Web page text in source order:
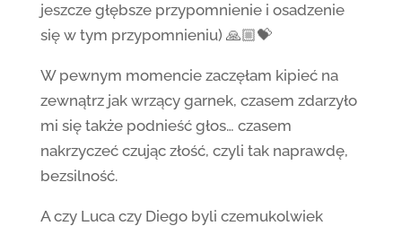
jeszcze głębsze przypomnienie i osadzenie
się w tym przypomnieniu) 🙏🏼💝
W pewnym momencie zaczęłam kipieć na
zewnątrz jak wrzący garnek, czasem zdarzyło
mi się także podnieść głos… czasem
nakrzyczeć czując złość, czyli tak naprawdę,
bezsilność.
A czy Luca czy Diego byli czemukolwiek